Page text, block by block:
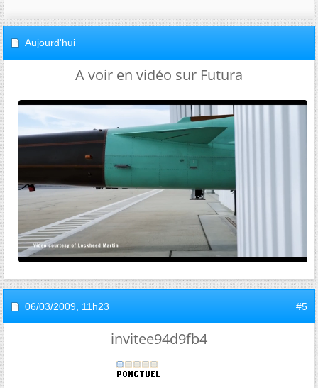
Aujourd'hui
A voir en vidéo sur Futura
06/03/2009, 11h23 #5
invitee94d9fb4